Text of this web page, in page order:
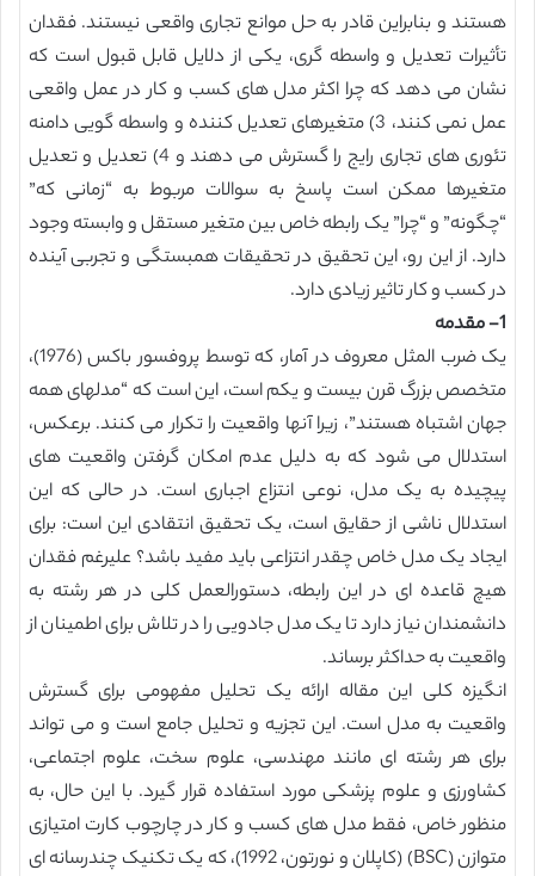
هستند و بنابراین قادر به حل موانع تجاری واقعی نیستند. فقدان
تأثیرات تعدیل و واسطه گری، یکی از دلایل قابل قبول است که
نشان می دهد که چرا اکثر مدل های کسب و کار در عمل واقعی
عمل نمی کنند، 3) متغیرهای تعدیل کننده و واسطه گویی دامنه
تئوری های تجاری رایج را گسترش می دهند و 4) تعدیل و تعدیل
متغیرها ممکن است پاسخ به سوالات مربوط به “زمانی که”
“چگونه” و “چرا” یک رابطه خاص بین متغیر مستقل و وابسته وجود
دارد. از این رو، این تحقیق در تحقیقات همبستگی و تجربی آینده
در کسب و کار تاثیر زیادی دارد.
1- مقدمه
یک ضرب المثل معروف در آمار، که توسط پروفسور باکس (1976)،
متخصص بزرگ قرن بیست و یکم است، این است که “مدلهای همه
جهان اشتباه هستند”، زیرا آنها واقعیت را تکرار می کنند. برعکس،
استدلال می شود که به دلیل عدم امکان گرفتن واقعیت های
پیچیده به یک مدل، نوعی انتزاع اجباری است. در حالی که این
استدلال ناشی از حقایق است، یک تحقیق انتقادی این است: برای
ایجاد یک مدل خاص چقدر انتزاعی باید مفید باشد؟ علیرغم فقدان
هیچ قاعده ای در این رابطه، دستورالعمل کلی در هر رشته به
دانشمندان نیاز دارد تا یک مدل جادویی را در تلاش برای اطمینان از
واقعیت به حداکثر برساند.
انگیزه کلی این مقاله ارائه یک تحلیل مفهومی برای گسترش
واقعیت به مدل است. این تجزیه و تحلیل جامع است و می تواند
برای هر رشته ای مانند مهندسی، علوم سخت، علوم اجتماعی،
کشاورزی و علوم پزشکی مورد استفاده قرار گیرد. با این حال، به
منظور خاص، فقط مدل های کسب و کار در چارچوب کارت امتیازی
متوازن (BSC) (کاپلان و نورتون، 1992)، که یک تکنیک چندرسانه ای